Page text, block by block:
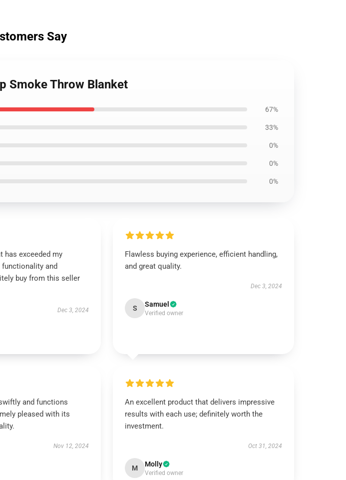
Say
Smoke Throw Blanket
67%
33%
0%
0%
0%
has exceeded my
and
buy from this seller
Dec 3, 2024
Flawless buying experience, efficient handling,
and great quality.
Dec 3, 2024
S Samuel
Verified owner
and functions
pleased with its
Nov 12, 2024
An excellent product that delivers impressive
results with each use; definitely worth the
investment.
Oct 31, 2024
M Molly
Verified owner